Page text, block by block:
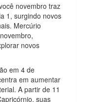
novembro traz
1, surgindo novos
Mercúrio
novos
em 4 de
em aumentar
A partir de 11
suas